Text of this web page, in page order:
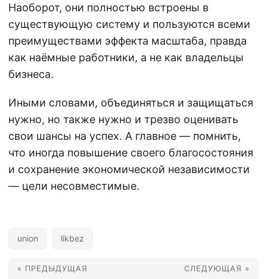
Наоборот, они полностью встроены в
существующую систему и пользуются всеми
преимуществами эффекта масштаба, правда
как наёмные работники, а не как владельцы
бизнеса.
Иными словами, объединяться и защищаться
нужно, но также нужно и трезво оценивать
свои шансы на успех. А главное — помнить,
что иногда повышение своего благосостояния
и сохранение экономической независимости
— цели несовместимые.
union likbez
« ПРЕДЫДУЩАЯ СЛЕДУЮЩАЯ »